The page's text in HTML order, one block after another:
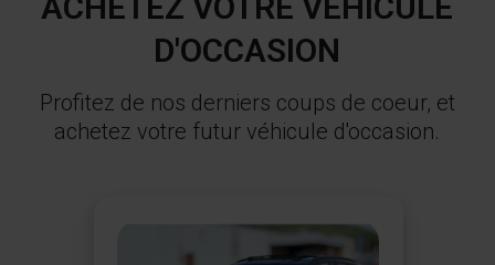
D'OCCASION
Profitez de nos derniers coups de coeur, et
achetez votre futur véhicule d'occasion.